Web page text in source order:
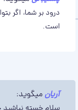
درود بر شما، اگر
است.
آریانمیگوید: